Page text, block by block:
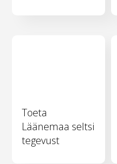
Toeta
Läänemaa seltsi
tegevust